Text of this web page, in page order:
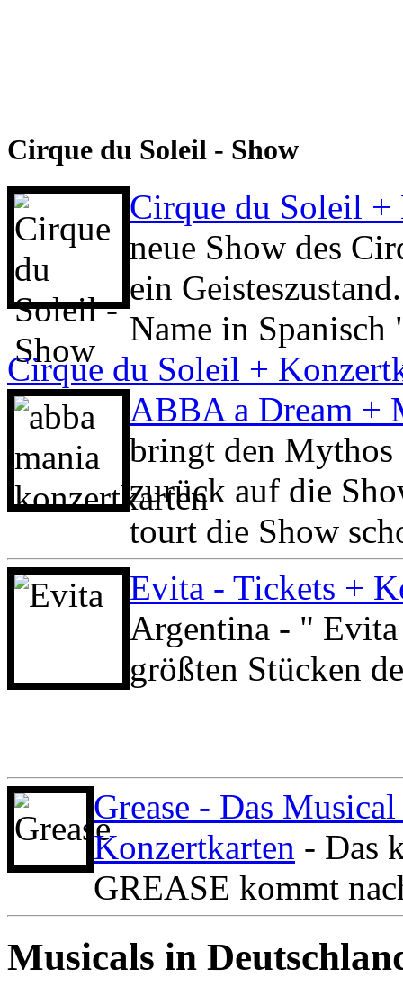
Cirque du Soleil - Show
Cirque du Soleil +
neue Show des
ein
Name in Spanisch
Cirque du Soleil +
ABBA a Dream +
bringt den Mythos
zurück auf die
tourt die Show
Evita - Tickets +
Argentina - "
größten Stücken
Grease - Das
Konzertkarten - Das
GREASE kommt
Musicals in